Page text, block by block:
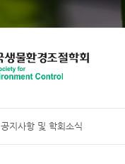
공지사항 및 학회소식